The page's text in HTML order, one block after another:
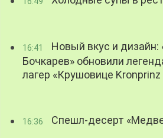
16:41
Новый вкус и дизайн:
Бочкарев» обновили
лагер «Крушовице Kronprinz
16:36 Спешл-десерт